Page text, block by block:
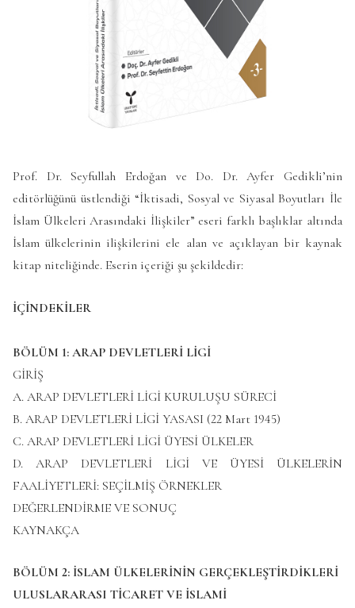
Prof. Dr. Seyfullah Erdoğan ve Do. Dr. Ayfer Gedikli’nin
editörlüğünü üstlendiği “İktisadi, Sosyal ve Siyasal Boyutları İle
İslam Ülkeleri Arasındaki İlişkiler” eseri farklı başlıklar altında
İslam ülkelerinin ilişkilerini ele alan ve açıklayan bir kaynak
kitap niteliğinde. Eserin içeriği şu şekildedir:
İÇİNDEKİLER
BÖLÜM 1: ARAP DEVLETLERİ LİGİ
GİRİŞ
A. ARAP DEVLETLERİ LİGİ KURULUŞU SÜRECİ
B. ARAP DEVLETLERİ LİGİ YASASI (22 Mart 1945)
C. ARAP DEVLETLERİ LİGİ ÜYESİ ÜLKELER
D. ARAP DEVLETLERİ LİGİ VE ÜYESİ ÜLKELERİN
FAALİYETLERİ: SEÇİLMİŞ ÖRNEKLER
DEĞERLENDİRME VE SONUÇ
KAYNAKÇA
BÖLÜM 2: İSLAM ÜLKELERİNİN GERÇEKLEŞTİRDİKLERİ
ULUSLARARASI TİCARET VE İSLAMİ